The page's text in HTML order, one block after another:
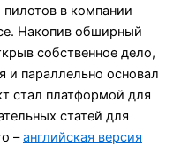
в компании
Накопив обширный
собственное дело,
и параллельно основал
стал платформой для
статей для
–английская версия